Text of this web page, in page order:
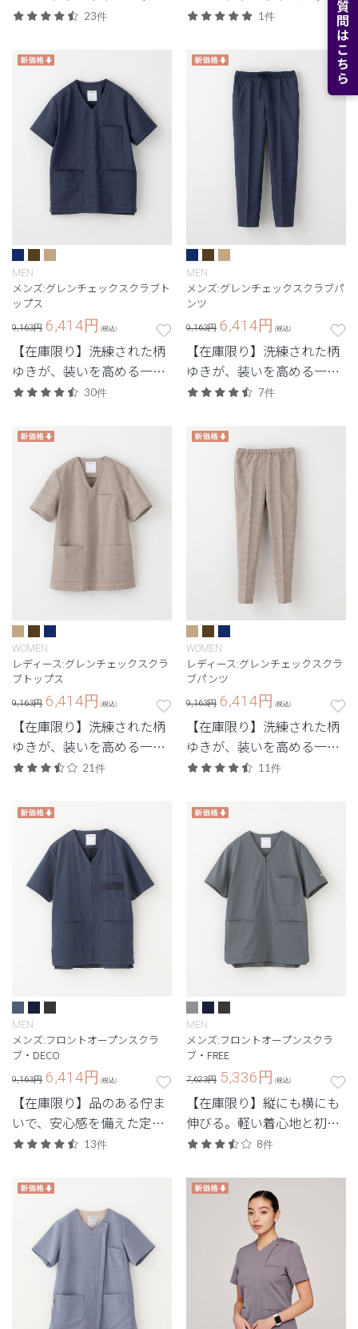
ガとのコラボモデル。
23件
ガとのコラボモデル。
1件
MEN
メンズ:グレンチェックスクラブト
ップス
9,163円 6,414円 (税込)
【在庫限り】洗練された柄
ゆきが、装いを高める一
着。人気の名品が特別復
30件
MEN
メンズ:グレンチェックスクラブパ
ンツ
9,163円 6,414円 (税込)
【在庫限り】洗練された柄
ゆきが、装いを高める一
着。人気の名品が特別復
7件
WOMEN
レディース:グレンチェックスクラ
ブトップス
9,163円 6,414円 (税込)
【在庫限り】洗練された柄
ゆきが、装いを高める一
着。人気の名品が特別復
21件
WOMEN
レディース:グレンチェックスクラ
ブパンツ
9,163円 6,414円 (税込)
【在庫限り】洗練された柄
ゆきが、装いを高める一
着。人気の名品が特別復
11件
MEN
メンズ:フロントオープンスクラ
ブ・DECO
9,163円 6,414円 (税込)
【在庫限り】品のある佇ま
いで、安心感を備えた定番
シリーズ。
13件
MEN
メンズ:フロントオープンスクラ
ブ・FREE
7,623円 5,336円 (税込)
【在庫限り】縦にも横にも
伸びる。軽い着心地と初め
ての1着にもおすすめなシ
8件